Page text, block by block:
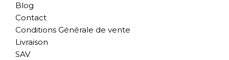
Blog
Contact
Conditions Générale de vente
Livraison
SAV